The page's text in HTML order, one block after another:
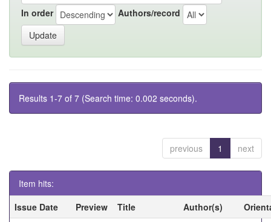
In order Authors/record
Results 1-7 of 7 (Search time: 0.002 seconds).
previous 1 next
Item hits:
Issue Date
Preview Title Author(s)